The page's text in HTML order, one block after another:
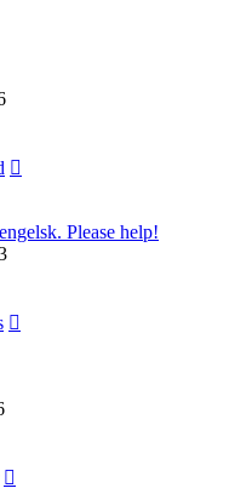
Please help!